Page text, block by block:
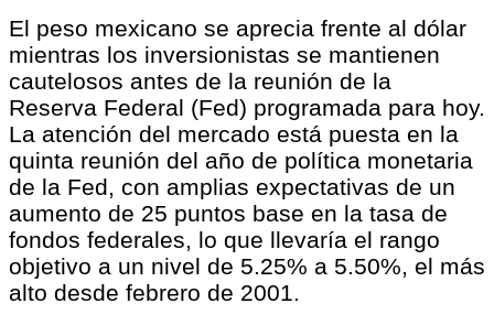
El peso mexicano se aprecia frente al dólar
mientras los inversionistas se mantienen
cautelosos antes de la reunión de la
Reserva Federal (Fed) programada para hoy.
La atención del mercado está puesta en la
quinta reunión del año de política monetaria
de la Fed, con amplias expectativas de un
aumento de 25 puntos base en la tasa de
fondos federales, lo que llevaría el rango
objetivo a un nivel de 5.25% a 5.50%, el más
alto desde febrero de 2001.